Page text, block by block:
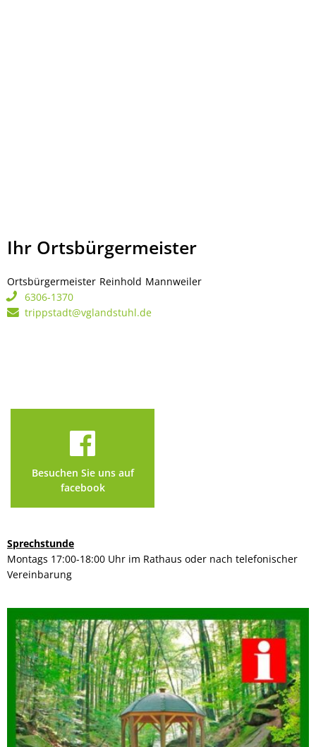
Ihr Ortsbürgermeister
Ortsbürgermeister Reinhold Mannweiler
6306-1370
trippstadt@vglandstuhl.de
Besuchen Sie uns auf
facebook
Sprechstunde
Montags 17:00-18:00 Uhr im Rathaus oder nach telefonischer
Vereinbarung